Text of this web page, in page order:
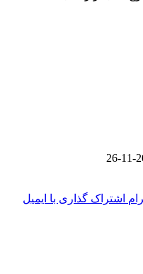
اشتراک گذاری با ایمیل